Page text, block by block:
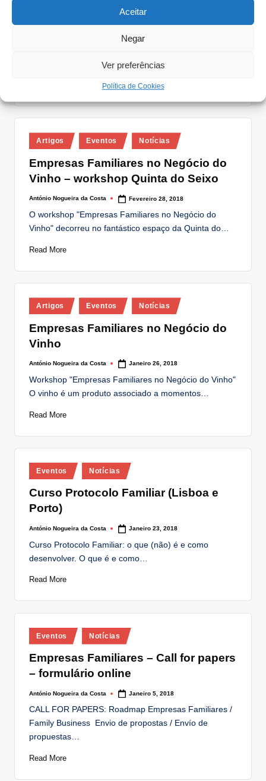
Aceitar
Negar
Ver preferências
Política de Cookies
Empresas Familiares Portuguesas
foi anfitriã do seminário Roadmap para as…
Posted
in
Artigos Eventos Notícias
Empresas Familiares no Negócio do
Vinho – workshop Quinta do Seixo
Posted
António Nogueira da Costa Fevereiro 28, 2018
O workshop "Empresas Familiares no Negócio do
Vinho" decorreu no fantástico espaço da Quinta do…
Read More
Posted
in
Artigos Eventos Notícias
Empresas Familiares no Negócio do
Vinho
Posted
António Nogueira da Costa Janeiro 26, 2018
Workshop "Empresas Familiares no Negócio do Vinho"
O vinho é um produto associado a momentos…
Read More
Posted
in
Eventos Notícias
Curso Protocolo Familiar (Lisboa e
Porto)
Posted
António Nogueira da Costa Janeiro 23, 2018
Curso Protocolo Familiar: o que (não) é e como
desenvolver. O que é e como…
Read More
Posted
in
Eventos Notícias
Empresas Familiares – Call for papers
– formulário online
Posted
António Nogueira da Costa Janeiro 5, 2018
CALL FOR PAPERS: Roadmap Empresas Familiares /
Family Business Envio de propostas / Envío de
propuestas…
Read More